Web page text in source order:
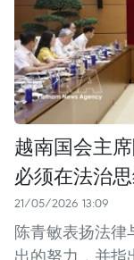
越南国会主
必须在法治
21/05/2026 13:09
陈青敏表扬法律